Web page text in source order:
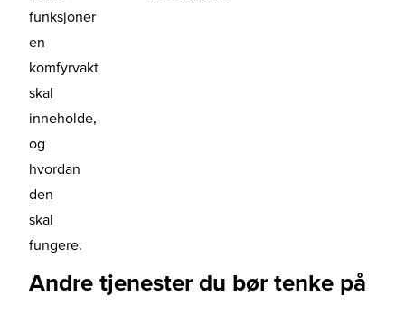
funksjoner
en
komfyrvakt
skal
inneholde,
og
hvordan
den
skal
fungere.
Andre tjenester du bør tenke på